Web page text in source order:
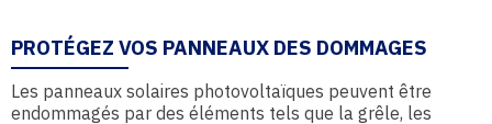
PROTÉGEZ VOS PANNEAUX DES DOMMAGES
Les panneaux solaires photovoltaïques peuvent être
endommagés par des éléments tels que la grêle, les